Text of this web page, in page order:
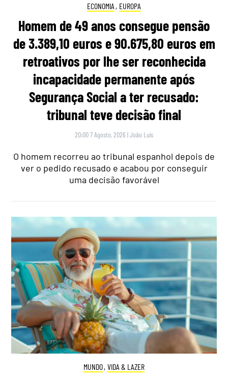
ECONOMIA , EUROPA
Homem de 49 anos consegue pensão
de 3.389,10 euros e 90.675,80 euros em
retroativos por lhe ser reconhecida
incapacidade permanente após
Segurança Social a ter recusado:
tribunal teve decisão final
20:00 7 Agosto, 2026 |João Luís
O homem recorreu ao tribunal espanhol depois de
ver o pedido recusado e acabou por conseguir
uma decisão favorável
MUNDO, VIDA & LAZER